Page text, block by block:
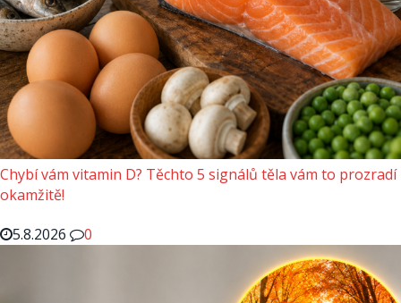
Chybí vám vitamin D? Těchto 5 signálů těla vám to prozradí
okamžitě!
5.8.2026
0